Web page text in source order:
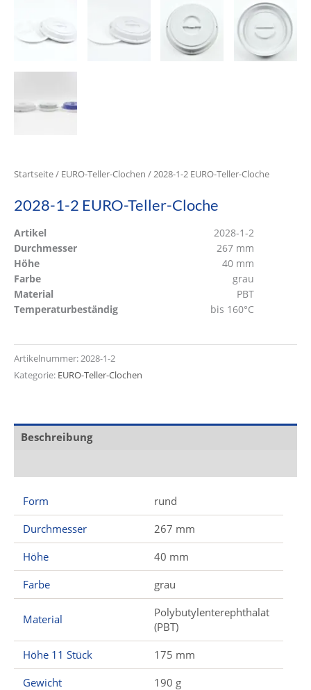
Startseite/ EURO-Teller-Clochen / 2028-1-2 EURO-Teller-Cloche
2028-1-2 EURO-Teller-Cloche
Artikel
2028-1-2
Durchmesser
267 mm
Höhe
40 mm
Farbe
grau
Material
PBT
Temperaturbeständig
bis 160°C
Artikelnummer: 2028-1-2
Kategorie: EURO-Teller-Clochen
Beschreibung
Form
rund
Durchmesser
267 mm
Höhe
40 mm
Farbe
grau
Material
Polybutylenterephthalat
(PBT)
Höhe 11 Stück
175 mm
Gewicht
190 g